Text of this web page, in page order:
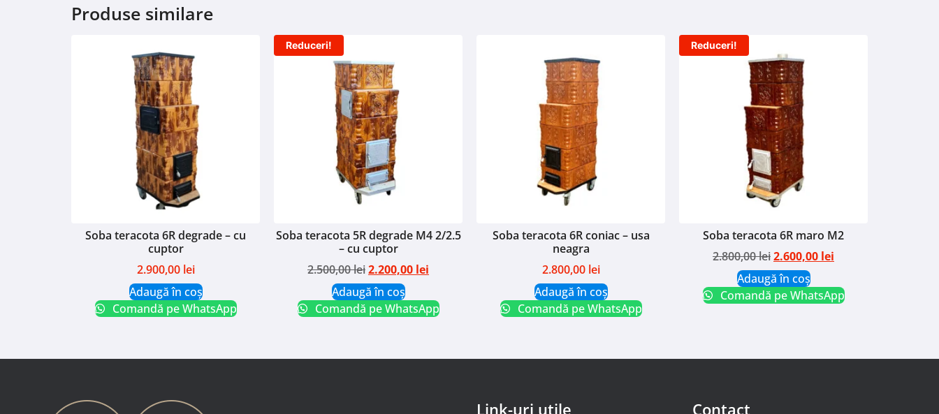
Produse similare
Soba teracota 6R degrade – cu
cuptor
2.900,00 lei
Adaugă în coș
Comandă pe WhatsApp
Reduceri!
Soba teracota 5R degrade M4 2/2.5
– cu cuptor
2.500,00lei2.200,00 lei
Adaugă în coș
Comandă pe WhatsApp
Soba teracota 6R coniac – usa
neagra
2.800,00 lei
Adaugă în coș
Comandă pe WhatsApp
Reduceri!
Soba teracota 6R maro M2
2.800,00lei2.600,00 lei
Adaugă în coș
Comandă pe WhatsApp
Link-uri utile Contact